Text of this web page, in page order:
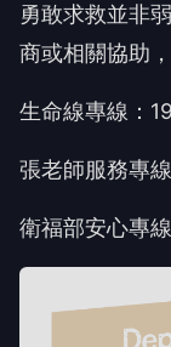
勇敢求救並非
商或相關協助
生命線專線：
張老師服務專
衛福部安心專